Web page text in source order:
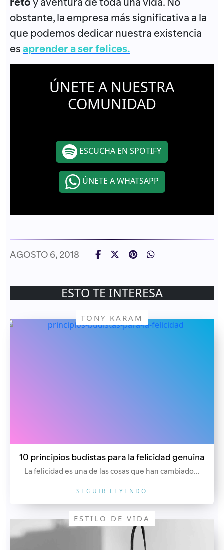
obstante, la empresa más significativa a la
que podemos dedicar nuestra existencia
esaprender a ser felices.
ÚNETE A NUESTRA
COMUNIDAD
ESCUCHA EN SPOTIFY
ÚNETE A WHATSAPP
AGOSTO 6, 2018
ESTO TE INTERESA
TONY KARAM
10 principios budistas para la felicidad genuina
La felicidad es una de las cosas que han cambiado...
SEGUIR LEYENDO
ESTILO DE VIDA